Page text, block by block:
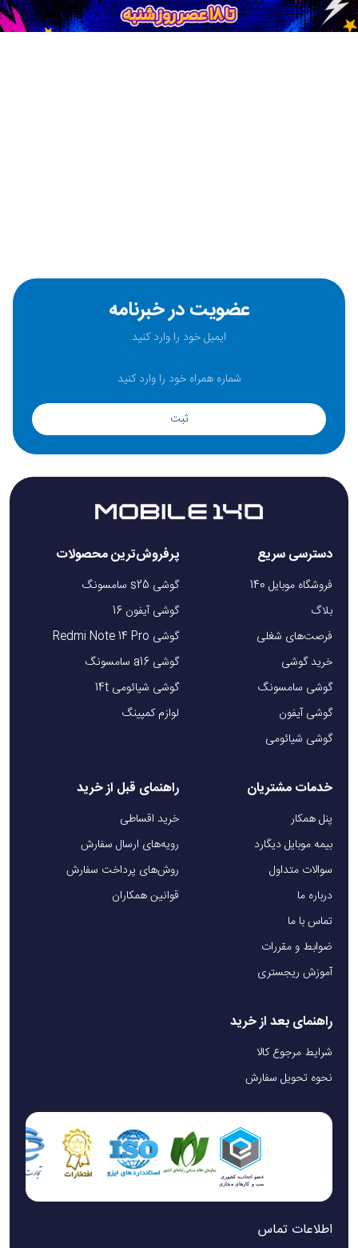
عضویت در خبرنامه
ثبت
دسترسی سریع
فروشگاه موبایل 140
بلاگ
فرصت‌های شغلی
خرید گوشی
گوشی سامسونگ
گوشی آیفون
گوشی شیائومی
پرفروش‌ترین محصولات
گوشی s25 سامسونگ
گوشی آیفون 16
گوشی Redmi Note 14 Pro
گوشی a16 سامسونگ
گوشی شیائومی 14t
لوازم کمپینگ
خدمات مشتریان
پنل همکار
بیمه موبایل دیگارد
سوالات متداول
درباره ما
تماس با ما
ضوابط و مقررات
آموزش ریجستری
راهنمای قبل از خرید
خرید اقساطی
رویه‌های ارسال سفارش
روش‌های پرداخت سفارش
قوانین همکاران
راهنمای بعد از خرید
شرایط مرجوع کالا
نحوه تحویل سفارش
اطلاعات تماس